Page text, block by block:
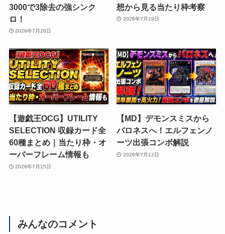
3000で3除去の強シンク
ロ！
2026年7月20日
想から見る当たり枠考察
2026年7月19日
【遊戯王OCG】UTILITY
SELECTION 収録カード全
60種まとめ｜当たり枠・オ
ーバーフレーム情報も
2026年7月15日
【MD】デモンスミスから
バロネスへ！エルフェンノ
ーツ出張コンボ解説
2026年7月12日
みんなのコメント